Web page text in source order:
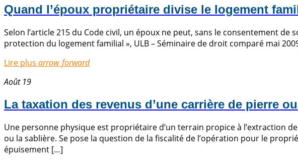
Quand l’époux propriétaire divise le logement
Selon l’article 215 du Code civil, un époux ne peut, sans le consentement
protection du logement familial », ULB – Séminaire de droit comparé mai
Lire plus arrow_forward
Août 19
La taxation des revenus d’une carrière de pierre
Une personne physique est propriétaire d’un terrain propice à l’extraction
ou la sablière. Se pose la question de la fiscalité de l’opération pour le
épuisement […]